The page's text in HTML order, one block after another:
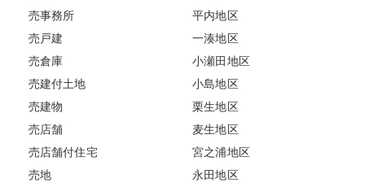
売事務所
売戸建
売倉庫
売建付土地
売建物
売店舗
売店舗付住宅
売地
平内地区
一湊地区
小瀬田地区
小島地区
栗生地区
麦生地区
宮之浦地区
永田地区